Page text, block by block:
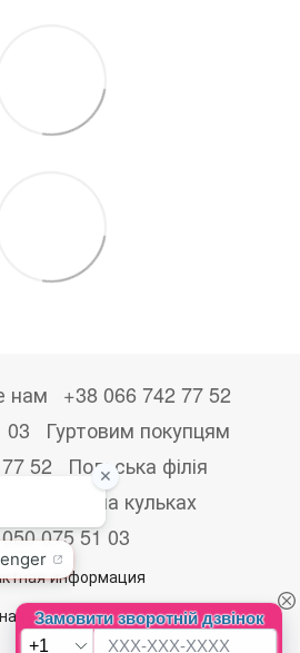
нам
+38 066 742 77 52
03
Гуртовим покупцям
52
Польська філія
Друк на кульках
075 51 03
информация
версия сайта